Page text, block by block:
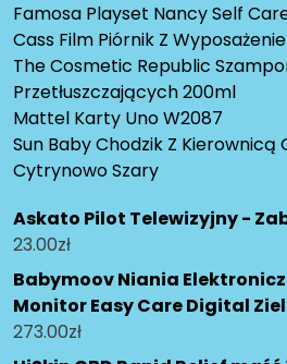
Famosa Playset Nancy Self
Cass Film Piórnik Z
The Cosmetic Republic
Przetłuszczających 200ml
Mattel Karty Uno W2087
Sun Baby Chodzik Z Kierownicą
Cytrynowo Szary
Askato Pilot Telewizyjny -
23.00zł
Babymoov Niania
Monitor Easy Care Digital
273.00zł